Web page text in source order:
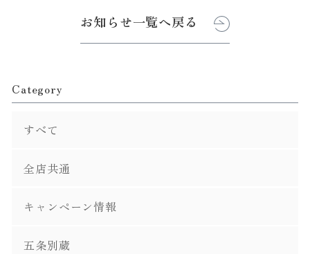
お知らせ一覧へ戻る
Category
すべて
全店共通
キャンペーン情報
五条別蔵